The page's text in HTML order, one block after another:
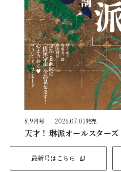
8,9月号 2026.07.01発売
天才！ 琳派オールスターズ
最新号はこちら